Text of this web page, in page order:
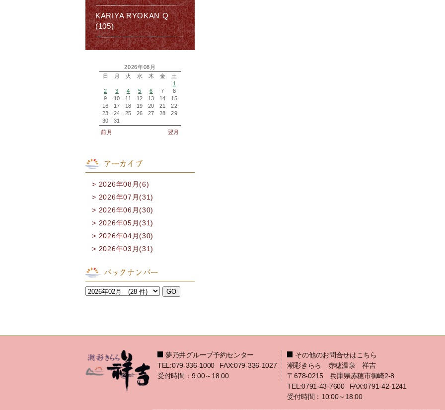
KARIYA RYOKAN Q
(105)
2026年08月
日
月 火 水 木 金
土
1
2
3 4 5 6 7
8
9
10 11 12 13 14
15
16
17 18 19 20 21
22
23
24 25 26 27 28
29
30
31
前月
翌月
アーカイブ
2026年08月(6)
2026年07月(31)
2026年06月(30)
2026年05月(31)
2026年04月(30)
2026年03月(31)
バックナンバー
夢乃井グループ予約センター
TEL:079-336-1000
FAX:079-336-1027
受付時間：9:00～18:00
その他のお問合せはこちら
潮彩きらら 赤穂温泉 祥吉
〒678-0215 兵庫県赤穂市御崎2-8
TEL:0791-43-7600
FAX:0791-42-1241
受付時間：10:00～18:00